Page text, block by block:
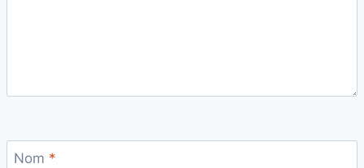
Nom *